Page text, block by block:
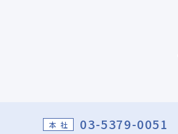
本 社 03-5379-0051